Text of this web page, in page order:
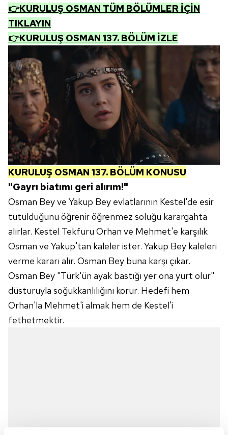
👉KURULUŞ OSMAN TÜM BÖLÜMLER İÇİN
TIKLAYIN
👉KURULUŞ OSMAN 137. BÖLÜM İZLE
KURULUŞ OSMAN 137. BÖLÜM KONUSU
"Gayrı biatımı geri alırım!"
Osman Bey ve Yakup Bey evlatlarının Kestel'de esir
tutulduğunu öğrenir öğrenmez soluğu karargahta
alırlar. Kestel Tekfuru Orhan ve Mehmet'e karşılık
Osman ve Yakup'tan kaleler ister. Yakup Bey kaleleri
verme kararı alır. Osman Bey buna karşı çıkar.
Osman Bey "Türk'ün ayak bastığı yer ona yurt olur"
düsturuyla soğukkanlılığını korur. Hedefi hem
Orhan'la Mehmet'i almak hem de Kestel'i
fethetmektir.